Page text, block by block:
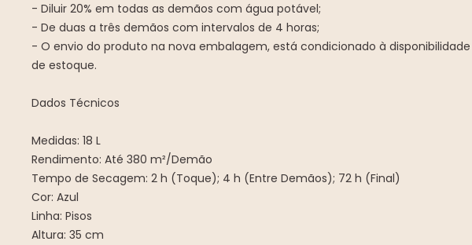
- Diluir 20% em todas as demãos com água potável;
- De duas a três demãos com intervalos de 4 horas;
- O envio do produto na nova embalagem, está condicionado à disponibilidade
de estoque.
Dados Técnicos
Medidas: 18 L
Rendimento: Até 380 m²/Demão
Tempo de Secagem: 2 h (Toque); 4 h (Entre Demãos); 72 h (Final)
Cor: Azul
Linha: Pisos
Altura: 35 cm